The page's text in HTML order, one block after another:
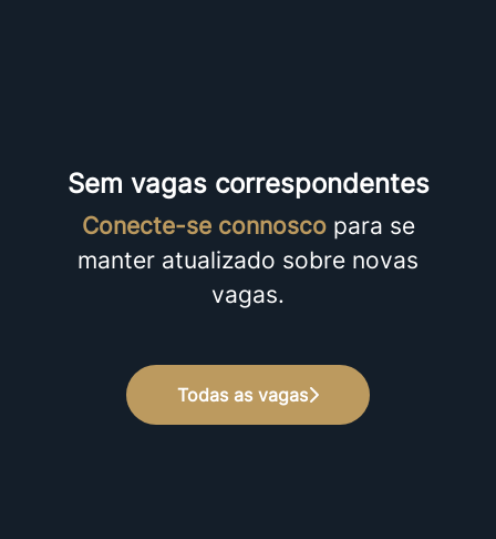
Sem vagas correspondentes
Conecte-se connoscopara se
manter atualizado sobre novas
vagas.
Todas as vagas